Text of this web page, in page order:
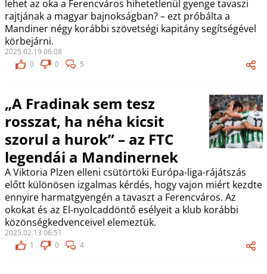
lehet az oka a Ferencváros hihetetlenül gyenge tavaszi
rajtjának a magyar bajnokságban? – ezt próbálta a
Mandiner négy korábbi szövetségi kapitány segítségével
körbejárni.
2025.02.19 06:08
0
0 5
„A Fradinak sem tesz
rosszat, ha néha kicsit
szorul a hurok” – az FTC
legendái a Mandinernek
A Viktoria Plzen elleni csütörtöki Európa-liga-rájátszás
előtt különösen izgalmas kérdés, hogy vajon miért kezdte
ennyire harmatgyengén a tavaszt a Ferencváros. Az
okokat és az El-nyolcaddöntő esélyeit a klub korábbi
közönségkedvenceivel elemeztük.
2025.02.13 06:51
1
0 4